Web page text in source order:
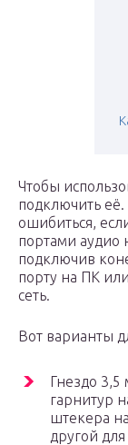
Чтобы
подключить
ошибиться,
портами аудио
подключив
порту на ПК
сеть.
Вот варианты
Гнездо 3,5
гарнитур
штекера
другой